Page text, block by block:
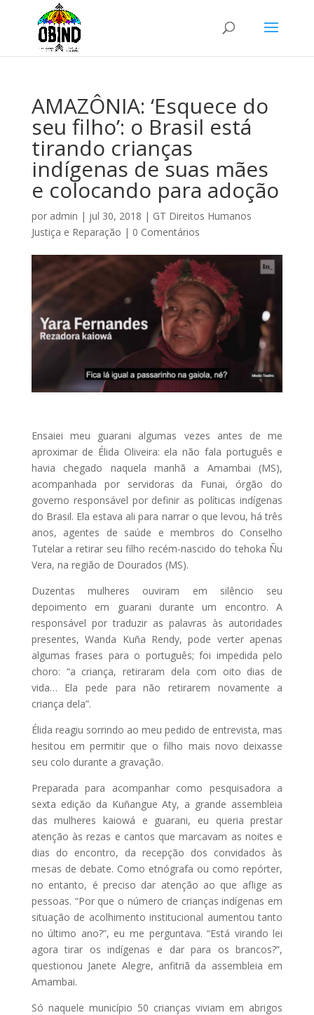
AMAZÔNIA: ‘Esquece do
seu filho’: o Brasil está
tirando crianças
indígenas de suas mães
e colocando para adoção
por admin | jul 30, 2018 | GT Direitos Humanos
Justiça e Reparação | 0 Comentários
Ensaiei meu guarani algumas vezes antes de me
aproximar de Élida Oliveira: ela não fala português e
havia chegado naquela manhã a Amambai (MS),
acompanhada por servidoras da Funai, órgão do
governo responsável por definir as políticas indígenas
do Brasil. Ela estava ali para narrar o que levou, há três
anos, agentes de saúde e membros do Conselho
Tutelar a retirar seu filho recém-nascido do tehoka Ñu
Vera, na região de Dourados (MS).
Duzentas mulheres ouviram em silêncio seu
depoimento em guarani durante um encontro. A
responsável por traduzir as palavras às autoridades
presentes, Wanda Kuña Rendy, pode verter apenas
algumas frases para o português; foi impedida pelo
choro: “a criança, retiraram dela com oito dias de
vida… Ela pede para não retirarem novamente a
criança dela”.
Élida reagiu sorrindo ao meu pedido de entrevista, mas
hesitou em permitir que o filho mais novo deixasse
seu colo durante a gravação.
Preparada para acompanhar como pesquisadora a
sexta edição da Kuñangue Aty, a grande assembleia
das mulheres kaiowá e guarani, eu queria prestar
atenção às rezas e cantos que marcavam as noites e
dias do encontro, da recepção dos convidados às
mesas de debate. Como etnógrafa ou como repórter,
no entanto, é preciso dar atenção ao que aflige as
pessoas. “Por que o número de crianças indígenas em
situação de acolhimento institucional aumentou tanto
no último ano?”, eu me perguntava. “Está virando lei
agora tirar os indígenas e dar para os brancos?”,
questionou Janete Alegre, anfitriã da assembleia em
Amambai.
Só naquele município 50 crianças viviam em abrigos